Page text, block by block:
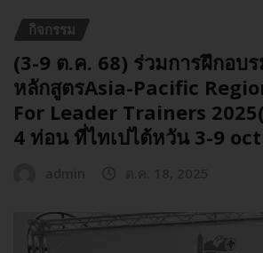
กิจกรรม
(3-9 ต.ค. 68) ร่วมการฝึกอบ
หลักสูตรAsia-Pacific
For Leader Trainers
4 ท่อน ที่ไทเปไต้หวัน 3-9